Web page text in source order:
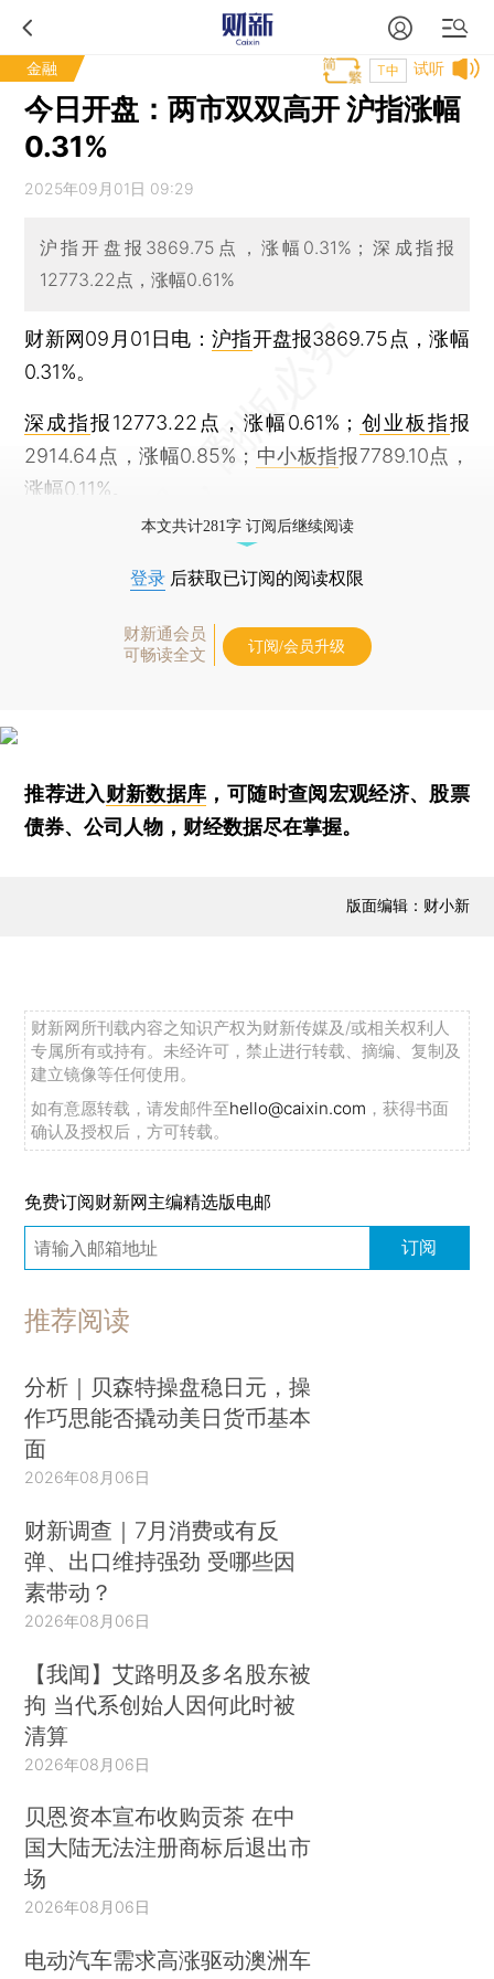
金融 试听
T中
今日开盘：两市双双高开 沪指涨幅
0.31%
2025年09月01日 09:29
沪指开盘报3869.75点，涨幅0.31%；深成指报
12773.22点，涨幅0.61%
财新网09月01日电： 沪指开盘报3869.75点，涨幅
0.31%。
深成指报12773.22点，涨幅0.61%； 创业板指报
2914.64点，涨幅0.85%； 中小板指报7789.10点，
涨幅0.11%。
本文共计281字 订阅后继续阅读
登录 后获取已订阅的阅读权限
财新通会员
可畅读全文
订阅/会员升级
推荐进入财新数据库 ，可随时查阅宏观经济、股票
债券、公司人物，财经数据尽在掌握。
版面编辑：财小新
财新网所刊载内容之知识产权为财新传媒及/或相关权利人
专属所有或持有。未经许可，禁止进行转载、摘编、复制及
建立镜像等任何使用。
如有意愿转载，请发邮件至hello@caixin.com ，获得书面
确认及授权后，方可转载。
免费订阅财新网主编精选版电邮
订阅
推荐阅读
分析｜贝森特操盘稳日元，操
作巧思能否撬动美日货币基本
面
2026年08月06日
财新调查｜7月消费或有反
弹、出口维持强劲 受哪些因
素带动？
2026年08月06日
【我闻】艾路明及多名股东被
拘 当代系创始人因何此时被
清算
2026年08月06日
贝恩资本宣布收购贡茶 在中
国大陆无法注册商标后退出市
场
2026年08月06日
电动汽车需求高涨驱动澳洲车